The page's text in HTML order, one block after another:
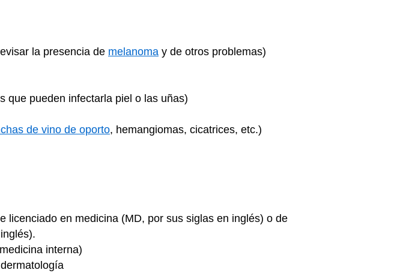
la presencia de melanoma y de otros problemas)
que pueden infectarla piel o las uñas)
de vino de oporto, hemangiomas, cicatrices, etc.)
en medicina (MD, por sus siglas en inglés) o de
interna)